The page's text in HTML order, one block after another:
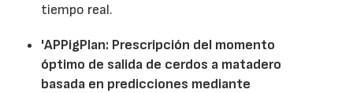
tiempo real.
'APPigPlan: Prescripción del momento
óptimo de salida de cerdos a matadero
basada en predicciones mediante